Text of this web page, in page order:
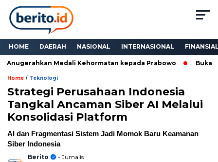
HOME DAERAH NASIONAL INTERNASIONAL
Medali Kehormatan kepada Prabowo Bukan
Home / Teknologi
Strategi Perusahaan Indonesia
Tangkal Ancaman Siber AI Melalui
Konsolidasi Platform
AI dan Fragmentasi Sistem Jadi Momok Baru Keamanan
Siber Indonesia
Berito
- Jurnalis